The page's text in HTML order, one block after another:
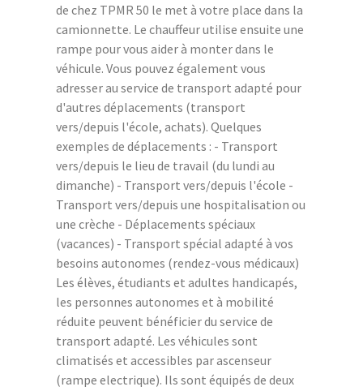
de chez TPMR 50 le met à votre place dans la
camionnette. Le chauffeur utilise ensuite une
rampe pour vous aider à monter dans le
véhicule. Vous pouvez également vous
adresser au service de transport adapté pour
d'autres déplacements (transport
vers/depuis l'école, achats). Quelques
exemples de déplacements : - Transport
vers/depuis le lieu de travail (du lundi au
dimanche) - Transport vers/depuis l'école -
Transport vers/depuis une hospitalisation ou
une crèche - Déplacements spéciaux
(vacances) - Transport spécial adapté à vos
besoins autonomes (rendez-vous médicaux)
Les élèves, étudiants et adultes handicapés,
les personnes autonomes et à mobilité
réduite peuvent bénéficier du service de
transport adapté. Les véhicules sont
climatisés et accessibles par ascenseur
(rampe electrique). Ils sont équipés de deux